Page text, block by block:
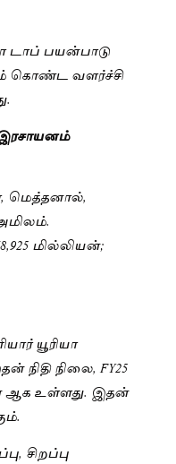
டாப் பயன்பாடு
கொண்ட வளர்ச்சி
இரசாயனம்
மெத்தனால்,
மில்லியன்;
யூரியா
நிதி நிலை, FY25
ஆக உள்ளது. இதன்
சிறப்பு